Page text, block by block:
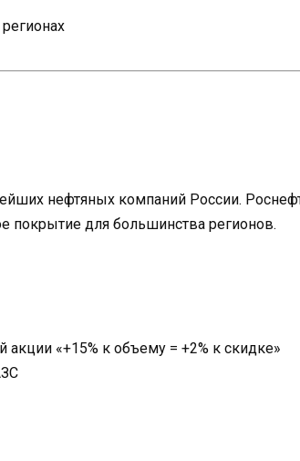
нефтяных компаний России.
покрытие для большинства регионов.
«+15% к объему = +2% к скидке»